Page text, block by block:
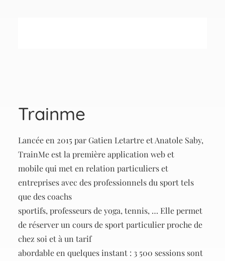
Trainme
Lancée en 2015 par Gatien Letartre et Anatole Saby,
TrainMe est la première application web et
mobile qui met en relation particuliers et
entreprises avec des professionnels du sport tels
que des coachs
sportifs, professeurs de yoga, tennis, … Elle permet
de réserver un cours de sport particulier proche de
chez soi et à un tarif
abordable en quelques instant : 3 500 sessions sont